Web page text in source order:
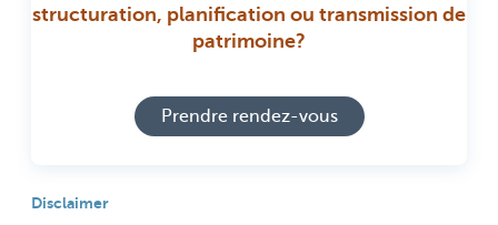
structuration, planification ou transmission de
patrimoine?
Prendre rendez-vous
Disclaimer